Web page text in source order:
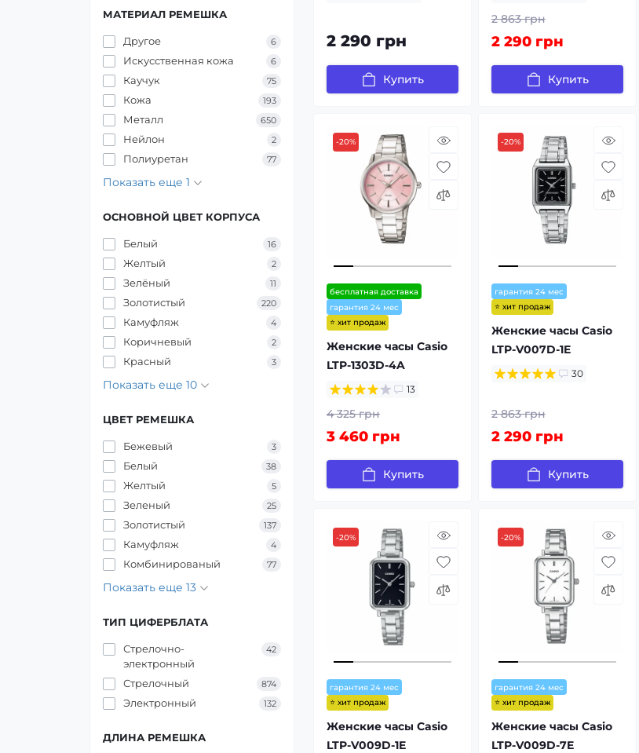
МАТЕРИАЛ РЕМЕШКА
Другое 6
Искусственная кожа 6
Каучук 75
Кожа 193
Металл 650
Нейлон 2
Полиуретан 77
Показать еще 1
ОСНОВНОЙ ЦВЕТ КОРПУСА
Белый 16
Желтый 2
Зелёный 11
Золотистый 220
Камуфляж 4
Коричневый 2
Красный 3
Показать еще 10
ЦВЕТ РЕМЕШКА
Бежевый 3
Белый 38
Желтый 5
Зеленый 25
Золотистый 137
Камуфляж 4
Комбинированый 77
Показать еще 13
ТИП ЦИФЕРБЛАТА
Стрелочно-
электронный
42
Стрелочный 874
Электронный 132
ДЛИНА РЕМЕШКА
2 290 грн
Купить
2 863 грн
2 290 грн
Купить
-20%
бесплатная доставка
гарантия 24 мес
⭐ хит продаж
Женские часы Casio
LTP-1303D-4A
13
4 325 грн
3 460 грн
Купить
-20%
гарантия 24 мес
⭐ хит продаж
Женские часы Casio
LTP-V007D-1E
30
2 863 грн
2 290 грн
Купить
-20%
гарантия 24 мес
⭐ хит продаж
Женские часы Casio
LTP-V009D-1E
-20%
гарантия 24 мес
⭐ хит продаж
Женские часы Casio
LTP-V009D-7E